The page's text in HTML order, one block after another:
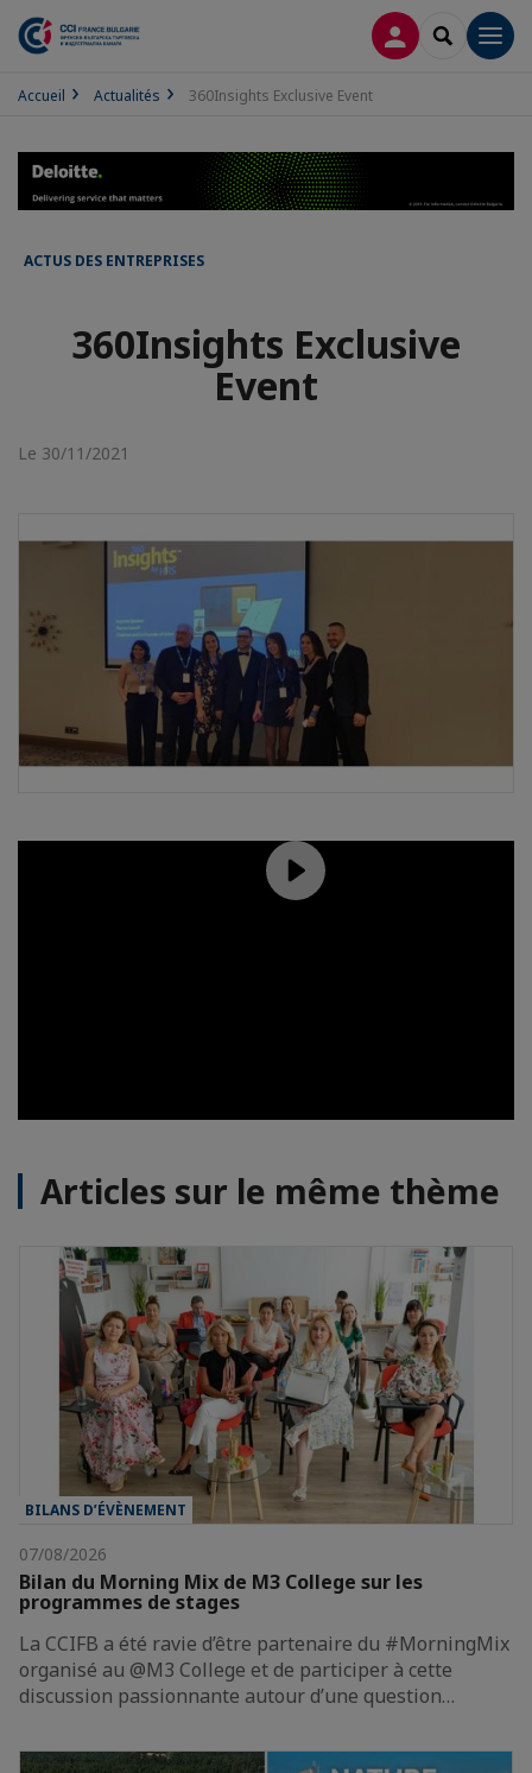
CONNEXION
Accueil Actualités 360Insights Exclusive Event
ACTUS DES ENTREPRISES
360Insights Exclusive
Event
Le 30/11/2021
Articles sur le même thème
BILANS D’ÉVÈNEMENT
07/08/2026
Bilan du Morning Mix de M3 College sur les
programmes de stages
La CCIFB a été ravie d’être partenaire du #MorningMix
organisé au @M3 College et de participer à cette
discussion passionnante autour d’une question…